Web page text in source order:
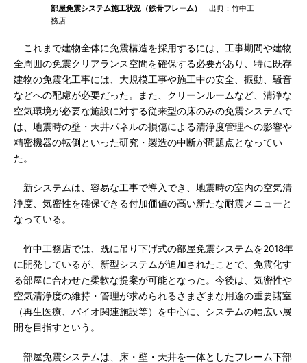
部屋免震システム施工状況（鉄骨フレーム）
出典：竹中工
務店
これまで建物全体に免震構造を採用するには、工事期間や建物
全周囲の免震クリアランス空間を確保する必要があり、特に既存
建物の免震化工事には、大規模工事や施工中の安全、振動、騒音
などへの配慮が必要だった。また、クリーンルームなど、清浄な
空気環境が必要な施設に対する従来型の床のみの免震システムで
は、地震時の壁・天井パネルの損傷による清浄度管理への影響や
精密機器の転倒といった研究・製造の中断が問題点となってい
た。
新システムは、容易な工事で導入でき、地震時の室内の空気清
浄度、気密性を確保できる付加価値の高い新たな耐震メニューと
なっている。
竹中工務店では、既に吊り下げ式の部屋免震システムを2018年
に開発しているが、新型システムが追加されたことで、免震化す
る部屋に合わせた柔軟な提案が可能となった。今後は、気密性や
空気清浄度の維持・管理が求められるさまざまな用途の重要諸室
（再生医療、バイオ関連施設等）を中心に、システムの幅広い展
開を目指すという。
部屋免震システムは、床・壁・天井を一体としたフレーム下部